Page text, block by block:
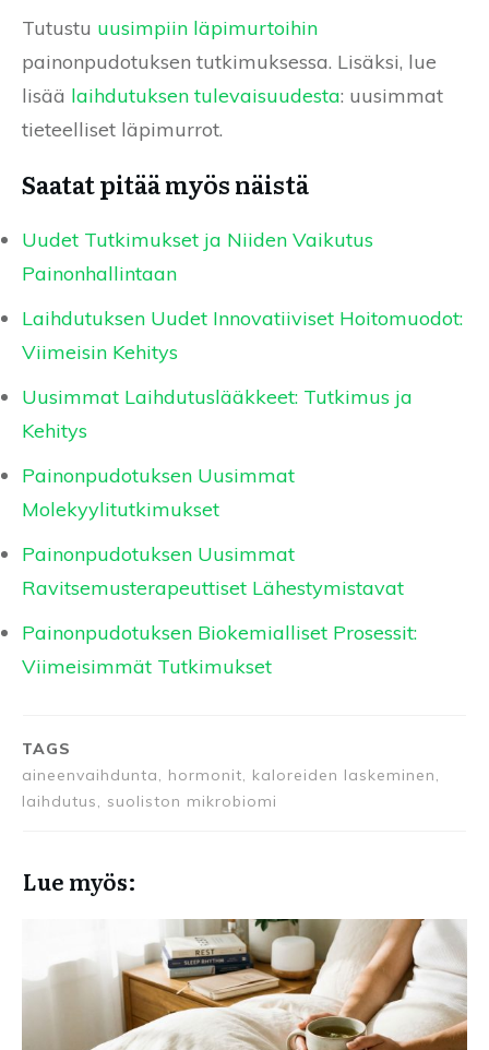
Tutustu uusimpiin läpimurtoihin
painonpudotuksen tutkimuksessa. Lisäksi, lue
lisää laihdutuksen tulevaisuudesta: uusimmat
tieteelliset läpimurrot.
Saatat pitää myös näistä
Uudet Tutkimukset ja Niiden Vaikutus
Painonhallintaan
Laihdutuksen Uudet Innovatiiviset Hoitomuodot:
Viimeisin Kehitys
Uusimmat Laihdutuslääkkeet: Tutkimus ja
Kehitys
Painonpudotuksen Uusimmat
Molekyylitutkimukset
Painonpudotuksen Uusimmat
Ravitsemusterapeuttiset Lähestymistavat
Painonpudotuksen Biokemialliset Prosessit:
Viimeisimmät Tutkimukset
TAGS
aineenvaihdunta, hormonit, kaloreiden laskeminen,
laihdutus, suoliston mikrobiomi
Lue myös: